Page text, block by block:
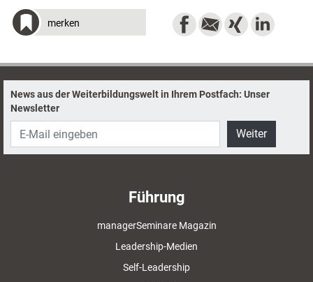
merken
News aus der Weiterbildungswelt in Ihrem Postfach: Unser
Newsletter
Weiter
Führung
managerSeminare Magazin
Leadership-Medien
Self-Leadership